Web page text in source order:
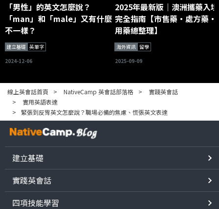
「男性」的英文怎麼說？
「man」和「male」又有什麼
不一樣？
建立基礎 英單字
2024-12-06
2025年最新版｜澳洲攜藥入境
完全指南【市售藥・處方藥・
用藥總整理】
海外資訊 留學
2025-09-09
線上英會話首頁 NativeCamp 英會話部落格
實踐英會話
實用英語表達
緊張到反胃英文怎麼說？職場必備的焦慮、慌張英文表達
建立基礎
實踐英會話
四項技能學習